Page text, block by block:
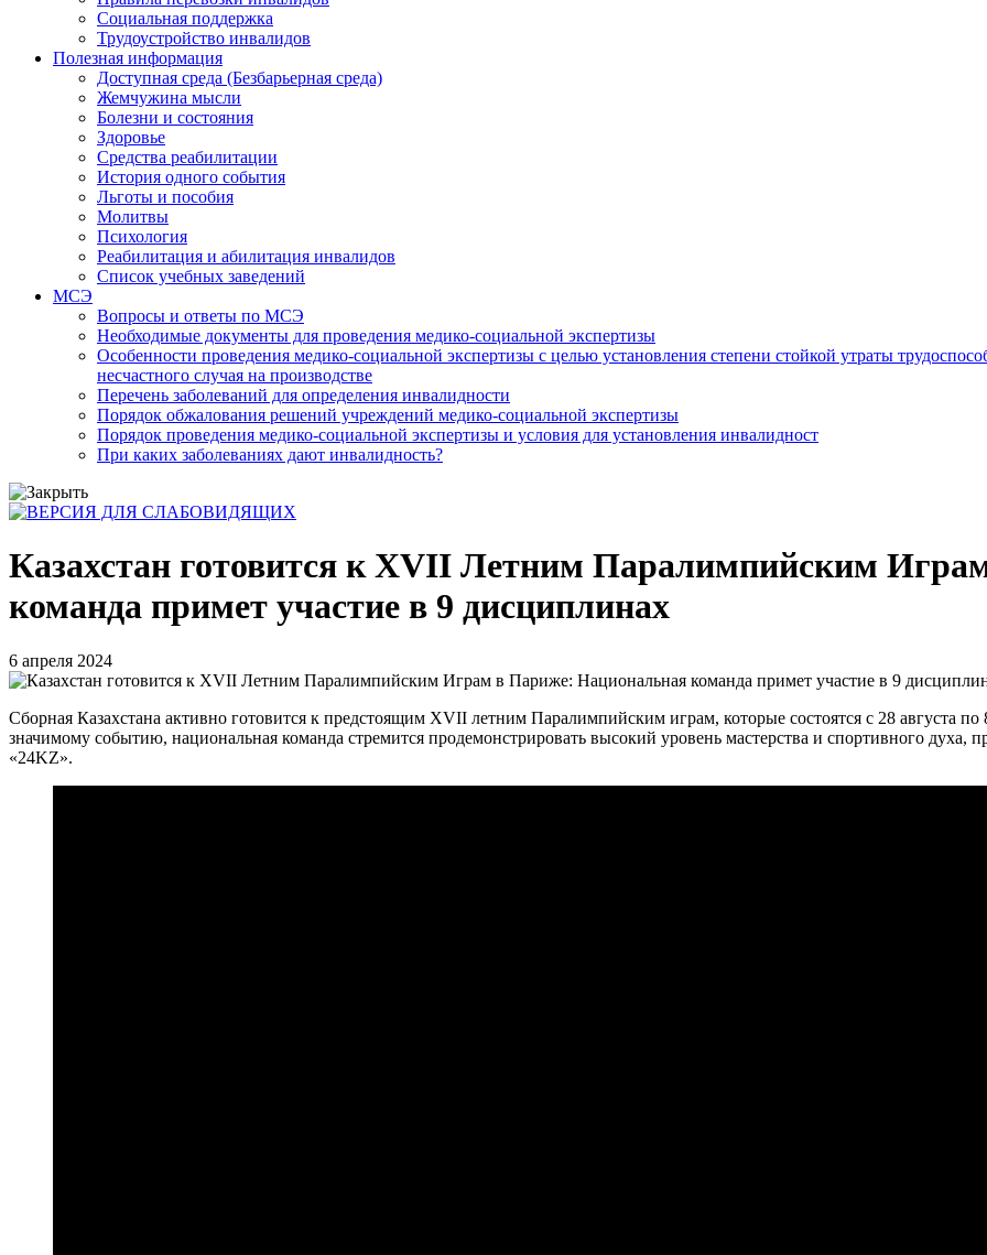
Социальная поддержка
Трудоустройство инвалидов
Полезная информация
Доступная среда (Безбарьерная среда)
Жемчужина мысли
Болезни и состояния
Здоровье
Средства реабилитации
История одного события
Льготы и пособия
Молитвы
Психология
Реабилитация и абилитация инвалидов
Список учебных заведений
МСЭ
Вопросы и ответы по МСЭ
Необходимые документы для проведения медико-социальной экспертизы
Особенности проведения медико-социальной экспертизы с целью установления степени стойкой утраты
несчастного случая на производстве
Перечень заболеваний для определения инвалидности
Порядок обжалования решений учреждений медико-социальной экспертизы
Порядок проведения медико-социальной экспертизы и условия для установления инвалидност
При каких заболеваниях дают инвалидность?
Казахстан готовится к XVII Летним Паралимпийским
команда примет участие в 9 дисциплинах
6 апреля 2024
Сборная Казахстана активно готовится к предстоящим XVII летним Паралимпийским играм, которые состоятся с 28 августа
значимому событию, национальная команда стремится продемонстрировать высокий уровень мастерства и спортивного духа,
«24KZ».